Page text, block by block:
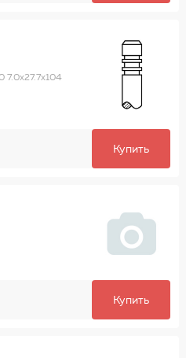
7.0х27.7х104
Купить
Купить